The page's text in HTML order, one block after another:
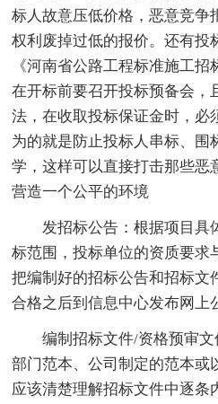
标人故意压低价格，恶意竞争
权利废掉过低的报价。还有投
《河南省公路工程标准施工
在开标前要召开投标预备会，
法，在收取投标保证金时，必
为的就是防止投标人串标、围
学，这样可以直接打击那些恶
营造一个公平的环境
发招标公告：根据项目具
标范围，投标单位的资质要求
把编制好的招标公告和招标文
合格之后到信息中心发布网上
编制招标文件/资格预审文
部门范本、公司制定的范本或
应该清楚理解招标文件中逐条